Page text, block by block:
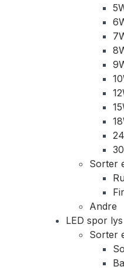
Sorter
Andre
LED spor lys
Sorter